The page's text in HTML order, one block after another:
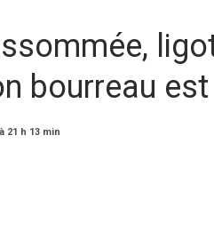
bourreau
21 h 13 min